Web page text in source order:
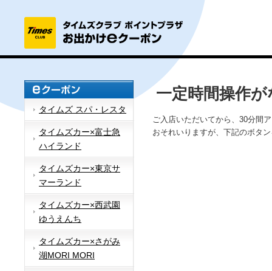
タイムズ スパ・レスタ
タイムズカー×富士急
ハイランド
タイムズカー×東京サ
マーランド
タイムズカー×西武園
ゆうえんち
タイムズカー×さがみ
湖MORI MORI
一定時間操作
ご入店いただいてから、30分間
おそれいりますが、下記のボタ